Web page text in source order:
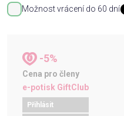
Možnost vrácení do 60 dní
-5%
Cena pro členy
e-potisk GiftClub
Přihlásit